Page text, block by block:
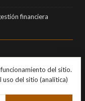
financiera
del sitio.
del sitio (analítica)